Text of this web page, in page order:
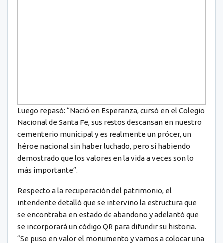
Luego repasó: “Nació en Esperanza, cursó en el Colegio
Nacional de Santa Fe, sus restos descansan en nuestro
cementerio municipal y es realmente un prócer, un
héroe nacional sin haber luchado, pero sí habiendo
demostrado que los valores en la vida a veces son lo
más importante”.
Respecto a la recuperación del patrimonio, el
intendente detalló que se intervino la estructura que
se encontraba en estado de abandono y adelantó que
se incorporará un código QR para difundir su historia.
“Se puso en valor el monumento y vamos a colocar una